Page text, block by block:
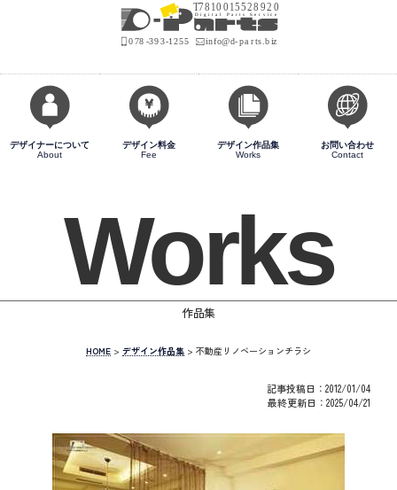
デザイナーについて
About
デザイン料金
Fee
デザイン作品集
Works
お問い合わせ
Contact
Works
作品集
HOME > デザイン作品集 > 不動産リノベーションチラシ
記事投稿日：2012/01/04
最終更新日：2025/04/21